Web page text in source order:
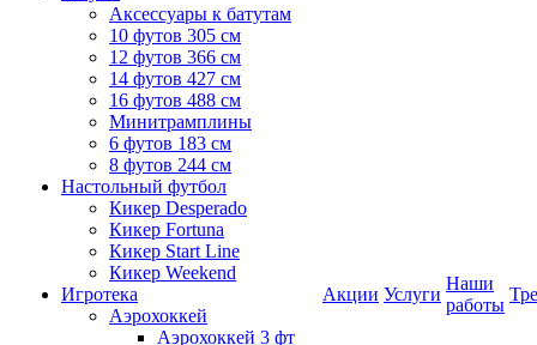
Аксессуары к батутам
10 футов 305 см
12 футов 366 см
14 футов 427 см
16 футов 488 см
Минитрамплины
6 футов 183 см
8 футов 244 см
Настольный футбол
Кикер Desperado
Кикер Fortuna
Кикер Start Line
Кикер Weekend
Игротека
Аэрохоккей
Аэрохоккей 3 фт
Акции Услуги
Наши
работы